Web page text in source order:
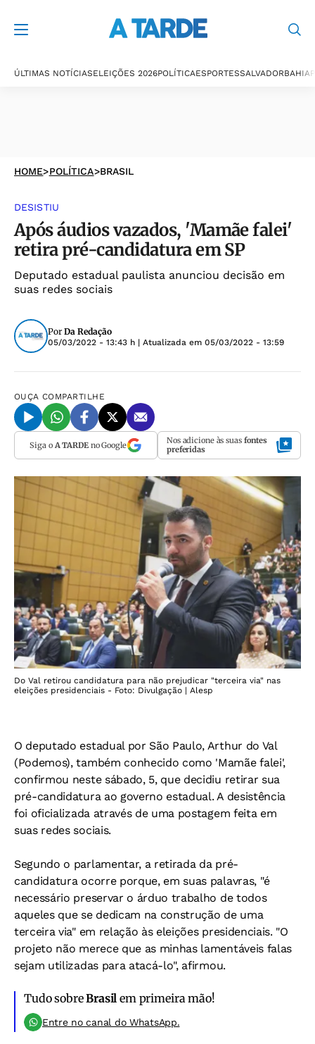
ÚLTIMAS NOTÍCIASELEIÇÕES 2026POLÍTICAESPORTESSALVADORBAHIA
HOME>POLÍTICA>BRASIL
DESISTIU
Após áudios vazados, 'Mamãe falei'
retira pré-candidatura em SP
Deputado estadual paulista anunciou decisão em
suas redes sociais
Por Da Redação
05/03/2022 - 13:43 h | Atualizada em 05/03/2022 - 13:59
OUÇA COMPARTILHE
Siga o A TARDEno Google Nos adicione às suas fontes
preferidas
Do Val retirou candidatura para não prejudicar "terceira via" nas
eleições presidenciais - Foto: Divulgação | Alesp
O deputado estadual por São Paulo, Arthur do Val
(Podemos), também conhecido como 'Mamãe falei',
confirmou neste sábado, 5, que decidiu retirar sua
pré-candidatura ao governo estadual. A desistência
foi oficializada através de uma postagem feita em
suas redes sociais.
Segundo o parlamentar, a retirada da pré-
candidatura ocorre porque, em suas palavras, "é
necessário preservar o árduo trabalho de todos
aqueles que se dedicam na construção de uma
terceira via" em relação às eleições presidenciais. "O
projeto não merece que as minhas lamentáveis falas
sejam utilizadas para atacá-lo", afirmou.
Tudo sobreBrasil em primeira mão!
Entre no canal do WhatsApp.